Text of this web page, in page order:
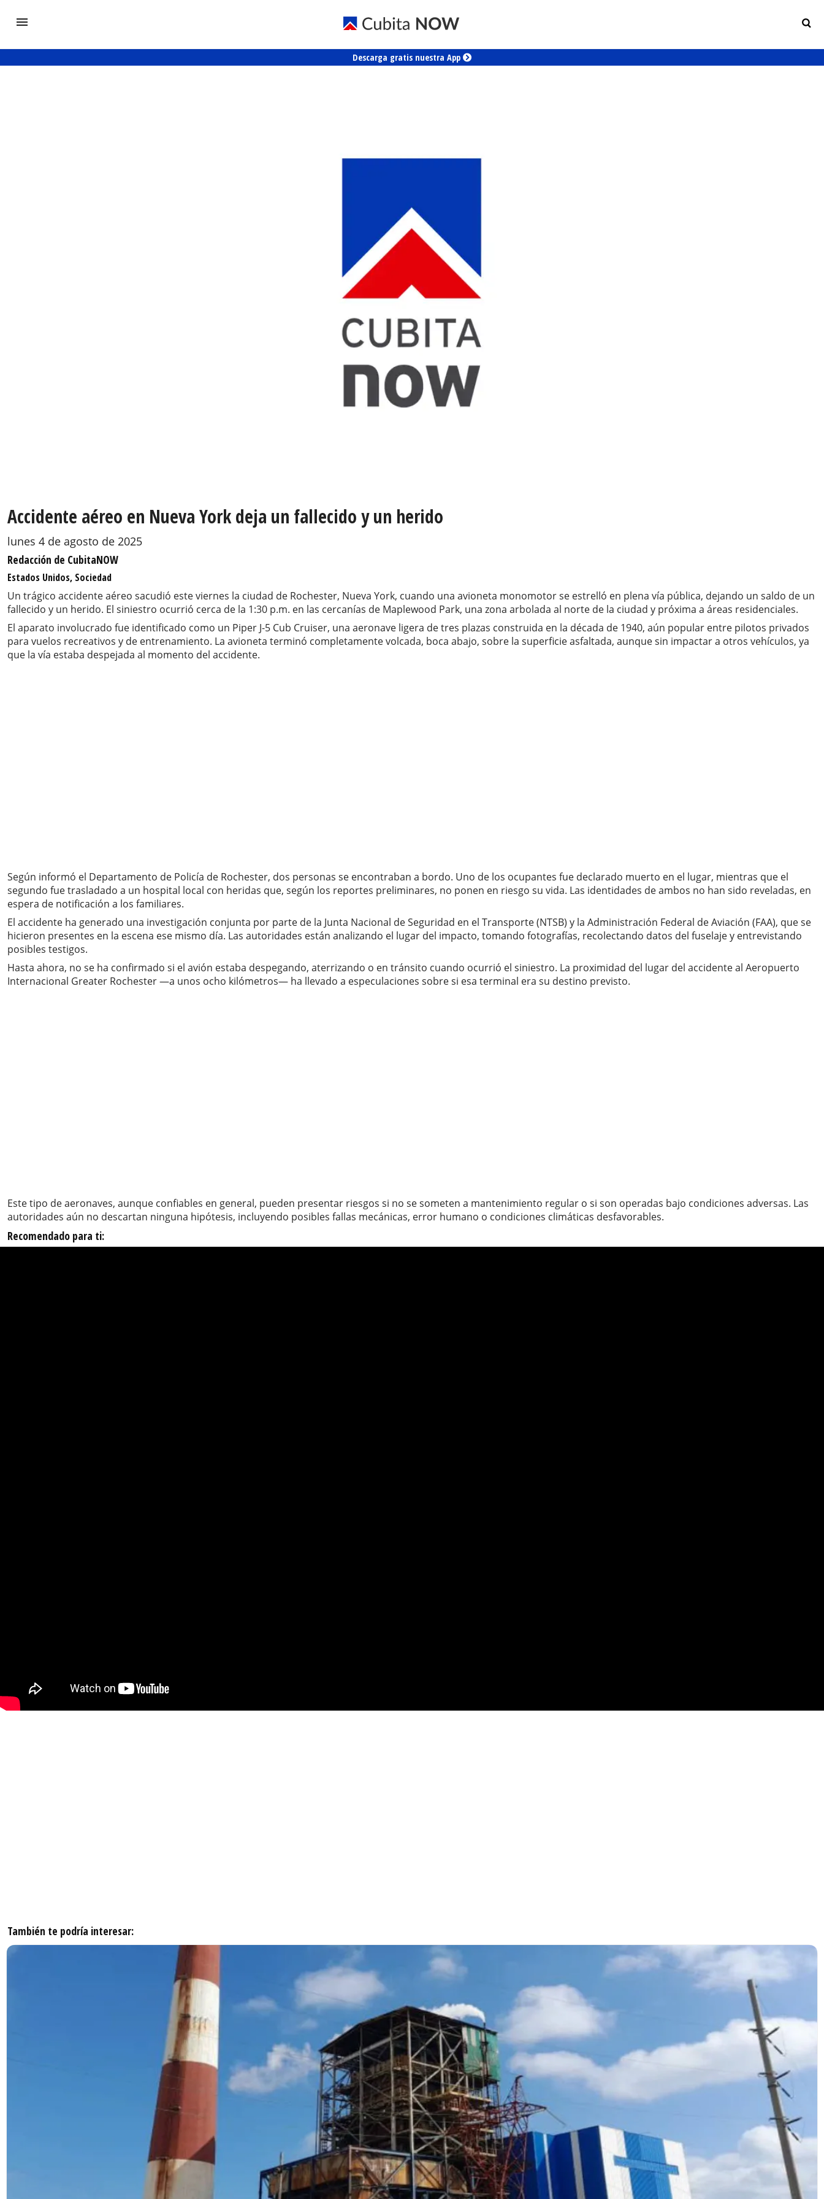
Descarga gratis nuestra App
Accidente aéreo en Nueva York deja un fallecido y un herido
lunes 4 de agosto de 2025
Redacción de CubitaNOW
Estados Unidos, Sociedad
Un trágico accidente aéreo sacudió este viernes la ciudad de Rochester, Nueva York, cuando una avioneta monomotor se estrelló en plena vía pública, dejando un saldo de un
fallecido y un herido. El siniestro ocurrió cerca de la 1:30 p.m. en las cercanías de Maplewood Park, una zona arbolada al norte de la ciudad y próxima a áreas residenciales.
El aparato involucrado fue identificado como un Piper J-5 Cub Cruiser, una aeronave ligera de tres plazas construida en la década de 1940, aún popular entre pilotos privados
para vuelos recreativos y de entrenamiento. La avioneta terminó completamente volcada, boca abajo, sobre la superficie asfaltada, aunque sin impactar a otros vehículos, ya
que la vía estaba despejada al momento del accidente.
Según informó el Departamento de Policía de Rochester, dos personas se encontraban a bordo. Uno de los ocupantes fue declarado muerto en el lugar, mientras que el
segundo fue trasladado a un hospital local con heridas que, según los reportes preliminares, no ponen en riesgo su vida. Las identidades de ambos no han sido reveladas, en
espera de notificación a los familiares.
El accidente ha generado una investigación conjunta por parte de la Junta Nacional de Seguridad en el Transporte (NTSB) y la Administración Federal de Aviación (FAA), que se
hicieron presentes en la escena ese mismo día. Las autoridades están analizando el lugar del impacto, tomando fotografías, recolectando datos del fuselaje y entrevistando
posibles testigos.
Hasta ahora, no se ha confirmado si el avión estaba despegando, aterrizando o en tránsito cuando ocurrió el siniestro. La proximidad del lugar del accidente al Aeropuerto
Internacional Greater Rochester —a unos ocho kilómetros— ha llevado a especulaciones sobre si esa terminal era su destino previsto.
Este tipo de aeronaves, aunque confiables en general, pueden presentar riesgos si no se someten a mantenimiento regular o si son operadas bajo condiciones adversas. Las
autoridades aún no descartan ninguna hipótesis, incluyendo posibles fallas mecánicas, error humano o condiciones climáticas desfavorables.
Recomendado para ti:
También te podría interesar: